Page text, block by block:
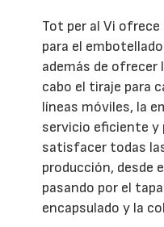
Tot per al Vi
para el
además de ofrecer
cabo el tiraje para
líneas móviles, la
servicio eficiente y
satisfacer todas
producción, desde
pasando por el
encapsulado y la